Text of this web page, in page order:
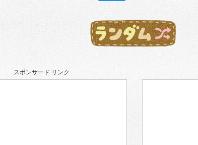
スポンサード リンク